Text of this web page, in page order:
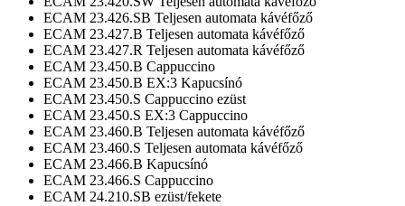
ECAM 23.426.SB Teljesen automata kávéfőző
ECAM 23.427.B Teljesen automata kávéfőző
ECAM 23.427.R Teljesen automata kávéfőző
ECAM 23.450.B Cappuccino
ECAM 23.450.B EX:3 Kapucsínó
ECAM 23.450.S Cappuccino ezüst
ECAM 23.450.S EX:3 Cappuccino
ECAM 23.460.B Teljesen automata kávéfőző
ECAM 23.460.S Teljesen automata kávéfőző
ECAM 23.466.B Kapucsínó
ECAM 23.466.S Cappuccino
ECAM 24.210.SB ezüst/fekete